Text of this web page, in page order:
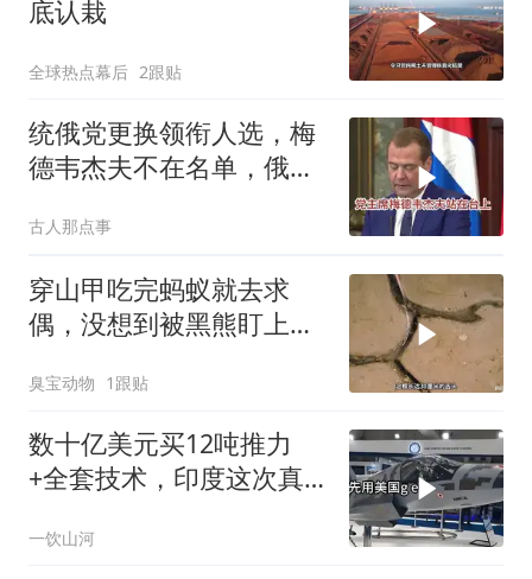
底认栽
全球热点幕后 2跟贴
统俄党更换领衔人选，梅
德韦杰夫不在名单，俄政
古人那点事
穿山甲吃完蚂蚁就去求
偶，没想到被黑熊盯上
臭宝动物 1跟贴
数十亿美元买12吨推力
+全套技术，印度这次真
一饮山河